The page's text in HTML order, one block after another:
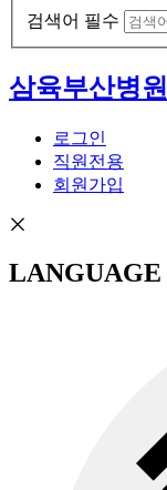
검색어 필수
삼육부산병원
로그인
직원전용
회원가입
LANGUAGE